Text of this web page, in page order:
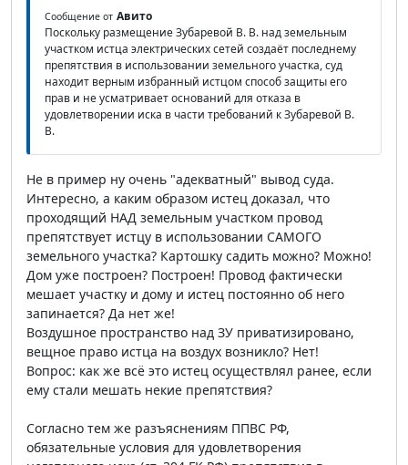
Сообщение от Авито
Поскольку размещение Зубаревой В. В. над земельным
участком истца электрических сетей создаёт последнему
препятствия в использовании земельного участка, суд
находит верным избранный истцом способ защиты его
прав и не усматривает оснований для отказа в
удовлетворении иска в части требований к Зубаревой В.
В.
Не в пример ну очень "адекватный" вывод суда.
Интересно, а каким образом истец доказал, что
проходящий НАД земельным участком провод
препятствует истцу в использовании САМОГО
земельного участка? Картошку садить можно? Можно!
Дом уже построен? Построен! Провод фактически
мешает участку и дому и истец постоянно об него
запинается? Да нет же!
Воздушное пространство над ЗУ приватизировано,
вещное право истца на воздух возникло? Нет!
Вопрос: как же всё это истец осуществлял ранее, если
ему стали мешать некие препятствия?
Согласно тем же разъяснениям ППВС РФ,
обязательные условия для удовлетворения